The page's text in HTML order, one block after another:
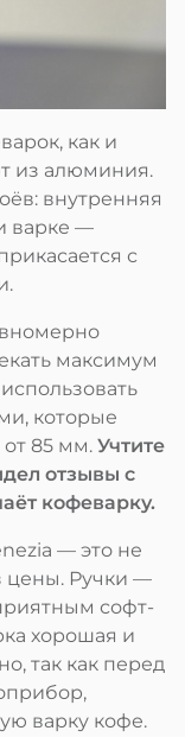
как и
из алюминия.
внутренняя
варке —
с
максимум
которые
85 мм. Учтите
отзывы с
кофеварку.
— это не
цены. Ручки —
софт-
хорошая и
так как перед
варку кофе.